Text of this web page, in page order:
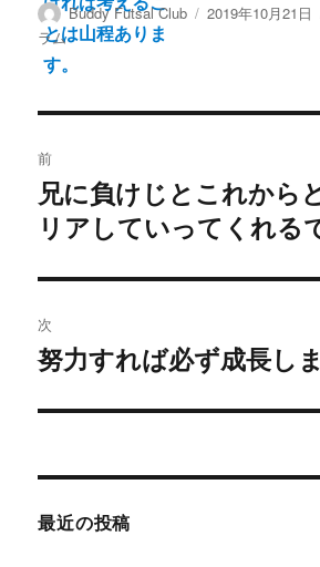
投
稿
Buddy Futsal Club
投
2019年10月21日
ラム
稿
ナ
ビ
ゲ
ー
シ
ン
前
前
の
稿:
兄に負けじとこれから
リアしていってくれる
次
次
投
努力すれば必ず成長し
最近の投稿